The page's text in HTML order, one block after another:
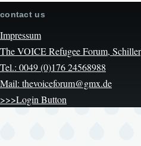
contact us
Impressum
The VOICE Refugee Forum,
Tel.: 0049 (0)176 24568988
Mail: thevoiceforum@gmx.de
>>>Login Button